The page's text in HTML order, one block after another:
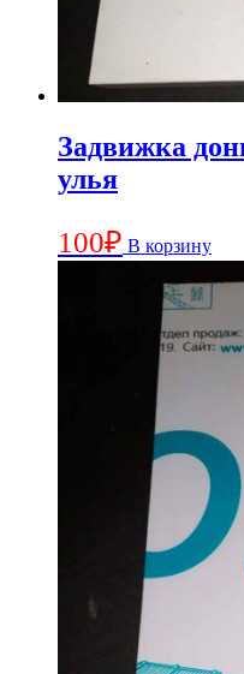
Задвижка
улья
100₽ В корзину